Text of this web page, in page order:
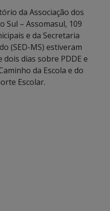
da Associação dos
Sul – Assomasul, 109
e da Secretaria
(SED-MS) estiveram
dias sobre PDDE e
da Escola e do
Escolar.